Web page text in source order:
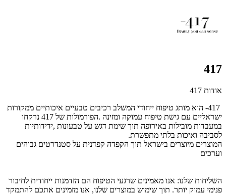
417
אודות 417
417- הוא מותג טיפוח ייחודי המשלב רכיבים טבעיים איכותיים ממקורות
ישראליים עם גישת טיפוח עמוקה ומזינה .
הפורמולות של 417 נרקחו
במעבדות מובילות באירופה תוך שימת דגש על טבעונות ,ידידותיות
לסביבה ואיכות בלתי מתפשרת.
המוצרים מיוצרים בישראל תוך הקפדה קפדנית על סטנדרטים גבוהים
וערכים
השליחות שלנו: אנו מאמינים שרגעי הטיפוח הם הזדמנות ייחודית לחיבור
פנימי עמוק יותר. תוך שימוש במוצרים שלנו, אנו מזמינים אתכם להתמקד